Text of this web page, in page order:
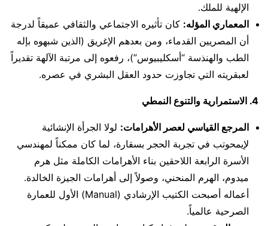
الإلهية للملك.
المعماري المؤله: كان تأثيره الاجتماعي والثقافي عميقاً لدرجة
أن المصريين القدماء، ومن بعدهم الإغريق (الذين شبهوه بإله
الطب والهنذسة “أسكليبيوس”)، رفعوه إلى مرتبة الآلهة تقديراً
لعبقريته التي تجاوزت حدود العقل البشري في عصره.
4. الاستمرارية والتنوع النمطي
المرجع القياسي لعصر الأهرامات: لولا الجرأة الإنشائية
لإيمحوتب في تجربة الحجر بسقارة، لما كان ممكناً لمهندسي
الأسرة الرابعة اللاحقين بناء الأهرامات الكاملة مثل هرم
ميدوم، الهرم المنحني، وصولاً إلى أهرامات الجيزة الخالدة.
أعماله أصبحت الكتيب الإرشادي (Manual) الأول للعمارة
الصرحية عالمياً.